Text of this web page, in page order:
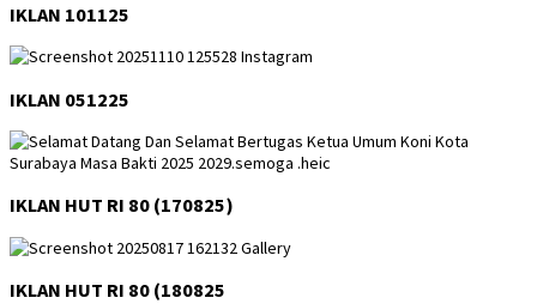
IKLAN 101125
IKLAN 051225
IKLAN HUT RI 80 (170825)
IKLAN HUT RI 80 (180825